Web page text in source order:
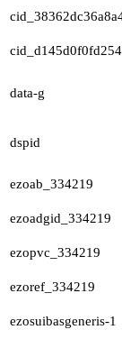
data-g
dspid
ezoab_334219
ezoadgid_334219
ezopvc_334219
ezoref_334219
ezosuibasgeneris-1